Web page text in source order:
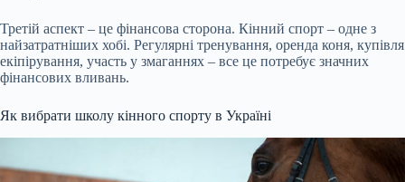
Третій аспект – це фінансова сторона. Кінний спорт – одне з
найзатратніших хобі. Регулярні тренування, оренда коня, купівля
екіпірування, участь у змаганнях – все це потребує значних
фінансових вливань.
Як вибрати школу кінного спорту в Україні